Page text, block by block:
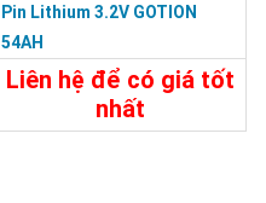
Pin Lithium 3.2V GOTION
54AH
Liên hệ để có giá tốt
nhất